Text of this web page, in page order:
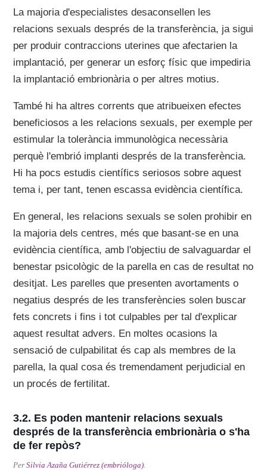
La majoria d'especialistes desaconsellen les
relacions sexuals després de la transferència, ja sigui
per produir contraccions uterines que afectarien la
implantació, per generar un esforç físic que impediria
la implantació embrionària o per altres motius.
També hi ha altres corrents que atribueixen efectes
beneficiosos a les relacions sexuals, per exemple per
estimular la tolerància immunològica necessària
perquè l'embrió implanti després de la transferència.
Hi ha pocs estudis científics seriosos sobre aquest
tema i, per tant, tenen escassa evidència científica.
En general, les relacions sexuals se solen prohibir en
la majoria dels centres, més que basant-se en una
evidència científica, amb l'objectiu de salvaguardar el
benestar psicològic de la parella en cas de resultat no
desitjat. Les parelles que presenten avortaments o
negatius després de les transferències solen buscar
fets concrets i fins i tot culpables per tal d'explicar
aquest resultat advers. En moltes ocasions la
sensació de culpabilitat és cap als membres de la
parella, la qual cosa és tremendament perjudicial en
un procés de fertilitat.
Es poden mantenir relacions sexuals
després de la transferència embrionària o s'ha
de fer repòs?
PerSilvia Azaña Gutiérrez (embrióloga).